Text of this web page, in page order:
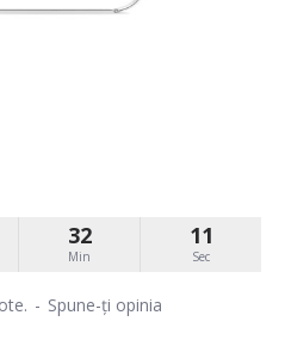
- Spune-ţi opinia
32
Min
11
Sec